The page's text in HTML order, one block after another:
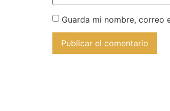
Guarda mi nombre, correo